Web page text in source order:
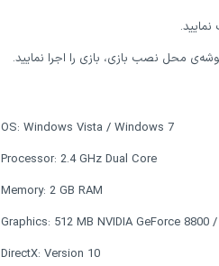
محل نصب بازی، بازی را اجرا نمایید.
OS: Windows Vista / Windows 7
Processor: 2.4 GHz Dual Core
Memory: 2 GB RAM
Graphics: 512 MB NVIDIA GeForce 8800
DirectX: Version 10
صف و زمان انتظار برای تمام فایل‌ها